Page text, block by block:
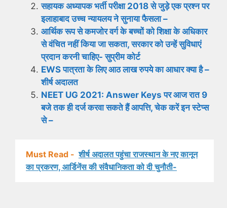
सहायक अध्यापक भर्ती परीक्षा 2018 से जुड़े एक प्रश्न पर
इलाहाबाद उच्च न्यायलय ने सुनाया फैसला –
आर्थिक रूप से कमजोर वर्ग के बच्चों को शिक्षा के अधिकार
से वंचित नहीं किया जा सकता, सरकार को उन्हें सुविधाएं
प्रदान करनी चाहिए- सुप्रीम कोर्ट
EWS पात्रता के लिए आठ लाख रुपये का आधार क्या है –
शीर्ष अदालत
NEET UG 2021: Answer Keys पर आज रात 9
बजे तक ही दर्ज करवा सकते हैं आपत्ति, चेक करें इन स्टेप्स
से –
Must Read - शीर्ष अदालत पहुंचा राजस्थान के नए कानून
का प्रकरण, आर्डिनेंस की संवैधानिकता को दी चुनौती-